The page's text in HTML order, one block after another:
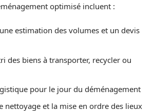
optimisé incluent :
estimation des volumes et un devis
des biens à transporter, recycler ou
pour le jour du déménagement
nettoyage et la mise en ordre des lieux